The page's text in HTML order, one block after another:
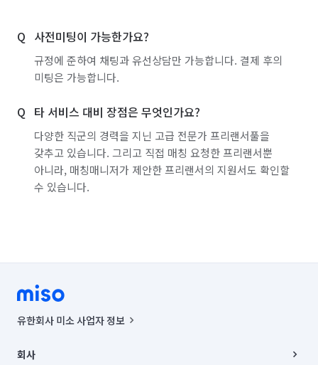
사전미팅이 가능한가요?
규정에 준하여 채팅과 유선상담만 가능합니다. 결제 후의
미팅은 가능합니다.
타 서비스 대비 장점은 무엇인가요?
다양한 직군의 경력을 지닌 고급 전문가 프리랜서풀을
갖추고 있습니다. 그리고 직접 매칭 요청한 프리랜서뿐
아니라, 매칭매니저가 제안한 프리랜서의 지원서도 확인할
수 있습니다.
유한회사 미소 사업자 정보
00019 |
회사